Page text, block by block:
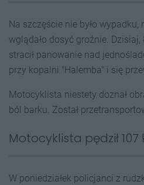
Na szczęście nie było
wglądało dosyć groźnie.
stracił panowanie nad
przy kopalni "Halemba" i się
Motocyklista niestety doznał
ból barku. Został
Motocyklista pędził
W poniedziałek policjanci z